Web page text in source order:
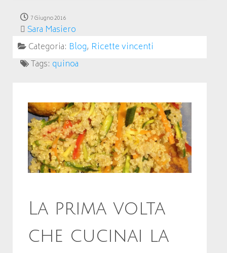
7 Giugno 2016
Sara Masiero
Categoria: Blog, Ricette vincenti
Tags: quinoa
La prima volta
che cucinai la